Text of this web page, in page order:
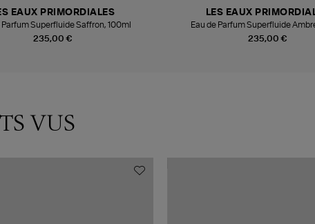
235,00 €
EAUX PRIMORDIALES
Parfum Superfluide Saffron, 100ml
235,00 €
LES EAUX
Eau de Parfum Superfluide
VUS